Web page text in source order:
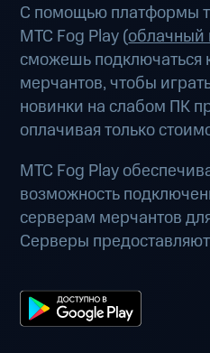
С помощью платформы
МТС Fog Play (облачный
сможешь подключаться
мерчантов, чтобы
новинки на слабом ПК
оплачивая только
МТС Fog Play
возможность
серверам мерчантов
Серверы